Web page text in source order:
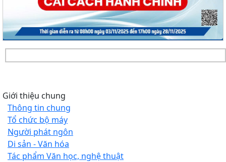
Giới thiệu chung
Thông tin chung
Tổ chức bộ máy
Người phát ngôn
Di sản - Văn hóa
Tác phẩm Văn học, nghệ thuật